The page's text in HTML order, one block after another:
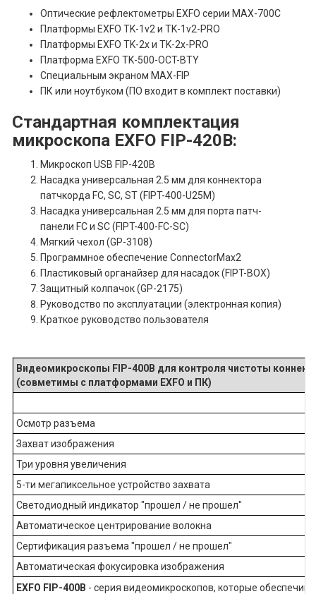
Оптические рефлектометры EXFO серии MAX-700C
Платформы EXFO TK-1v2 и TK-1v2-PRO
Платформы EXFO TK-2x и TK-2x-PRO
Платформа EXFO TK-500-OCT-BTY
Специальным экраном MAX-FIP
ПК или ноутбуком (ПО входит в комплект поставки)
Стандартная комплектация
микроскопа EXFO FIP-420B:
Микроскоп USB FIP-420B
Насадка универсальная 2.5 мм для коннектора
патчкорда FC, SC, ST (FIPT-400-U25M)
Насадка универсальная 2.5 мм для порта патч-
панели FC и SC (FIPT-400-FC-SC)
Мягкий чехол (GP-3108)
Программное обеспечение ConnectorMax2
Пластиковый органайзер для насадок (FIPT-BOX)
Защитный колпачок (GP-2175)
Руководство по эксплуатации (электронная копия)
Краткое руководство пользователя
Видеомикроскопы FIP-400B для контроля чистоты
(совметимы с платформами EXFO и ПК)
Осмотр разъема
Захват изображения
Три уровня увеличения
5-ти мегапиксельное устройство захвата
Светодиодный индикатор "прошел / не прошел"
Автоматическое центрирование волокна
Сертификация разъема "прошел / не прошел"
Автоматическая фокусировка изображения
EXFO FIP-400B - серия видеомикроскопов, которые